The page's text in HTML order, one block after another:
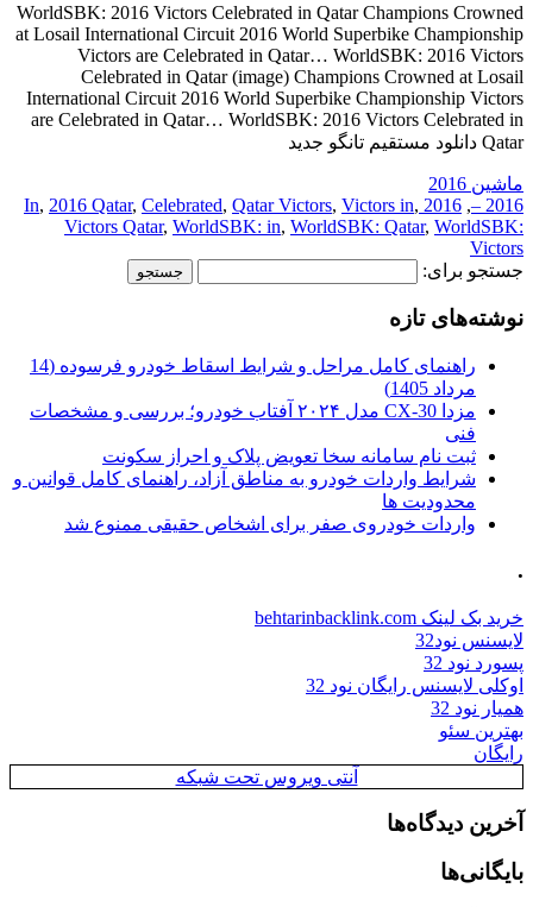
WorldSBK: 2016 Victors Celebrated in Qatar Champions Crowned
at Losail International Circuit 2016 World Superbike Championship
Victors are Celebrated in Qatar… WorldSBK: 2016 Victors
Celebrated in Qatar (image) Champions Crowned at Losail
International Circuit 2016 World Superbike Championship Victors
are Celebrated in Qatar… WorldSBK: 2016 Victors Celebrated in
Qatar دانلود مستقیم تانگو جدید
ماشین 2016
2016 –
,
2016 In
, 2016 Qatar, Celebrated, Qatar Victors, Victors in,
Victors Qatar, WorldSBK: in, WorldSBK: Qatar, WorldSBK:
Victors
جستجو برای:
نوشته‌های تازه
راهنمای کامل مراحل و شرایط اسقاط خودرو فرسوده (14
مرداد 1405)
مزدا CX-30 مدل ۲۰۲۴ آفتاب خودرو؛ بررسی و مشخصات
فنی
ثبت نام سامانه سخا تعویض پلاک و احراز سکونت
شرایط واردات خودرو به مناطق آزاد، راهنمای کامل قوانین و
محدودیت ها
واردات خودروی صفر برای اشخاص حقیقی ممنوع شد
.
خرید بک لینک behtarinbacklink.com
لایسنس نود32
پسورد نود 32
اوکلی لایسنس رایگان نود 32
همیار نود 32
بهترین سئو
رایگان
آنتی ویروس تحت شبکه
آخرین دیدگاه‌ها
بایگانی‌ها